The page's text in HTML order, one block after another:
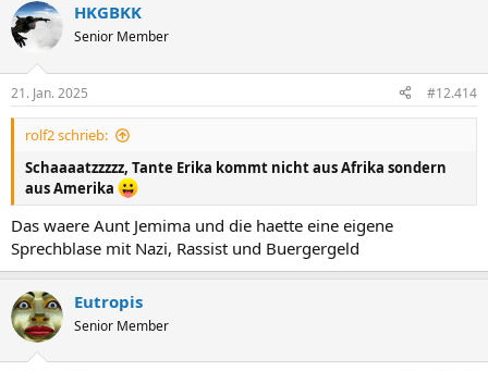
k
t
i
e
n
HKGBKK
Senior Member
21. Jan. 2025 #12.414
rolf2 schrieb:
Schaaaatzzzzz, Tante Erika kommt nicht aus Afrika sondern
aus Amerika
Das waere Aunt Jemima und die haette eine eigene
Sprechblase mit Nazi, Rassist und Buergergeld
Eutropis
Senior Member